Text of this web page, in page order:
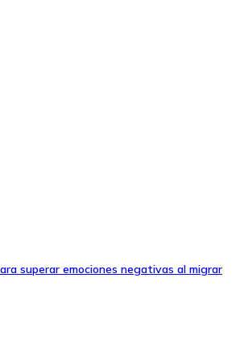
superar emociones negativas al migrar